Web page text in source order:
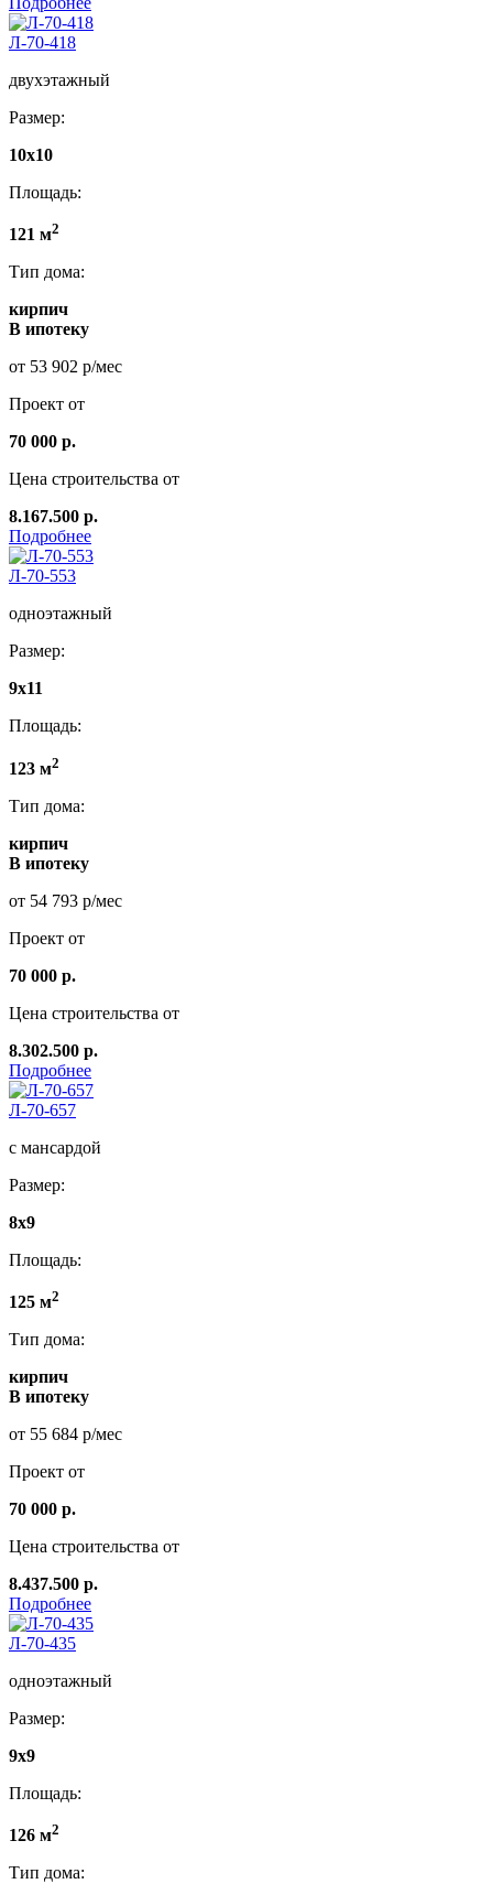
Л-70-418
двухэтажный
Размер:
10х10
Площадь:
121 м2
Тип дома:
кирпич
В ипотеку
от 53 902 р/мес
Проект от
70 000 р.
Цена строительства от
8.167.500 р.
Подробнее
Л-70-553
одноэтажный
Размер:
9х11
Площадь:
123 м2
Тип дома:
кирпич
В ипотеку
от 54 793 р/мес
Проект от
70 000 р.
Цена строительства от
8.302.500 р.
Подробнее
Л-70-657
с мансардой
Размер:
8x9
Площадь:
125 м2
Тип дома:
кирпич
В ипотеку
от 55 684 р/мес
Проект от
70 000 р.
Цена строительства от
8.437.500 р.
Подробнее
Л-70-435
одноэтажный
Размер:
9х9
Площадь:
126 м2
Тип дома: